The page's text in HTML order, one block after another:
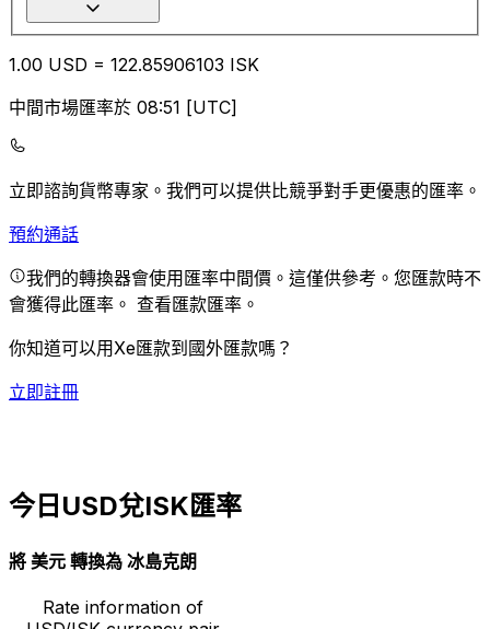
1.00 USD = 122.85906103 ISK
中間市場匯率於 08:51 [UTC]
立即諮詢貨幣專家。 我們可以提供比競爭對手更優惠的匯率。
預約通話
我們的轉換器會使用匯率中間價。這僅供參考。您匯款時不
會獲得此匯率。 查看匯款匯率。
你知道可以用Xe匯款到國外匯款嗎？
立即註冊
今日USD兌ISK匯率
將 美元 轉換為 冰島克朗
Rate information of